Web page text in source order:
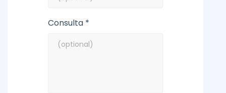
Consulta *